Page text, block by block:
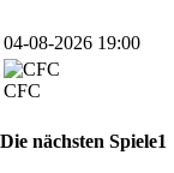
04-08-2026 19:00
CFC
Die nächsten Spiele1